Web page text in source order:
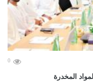
0
المخدرة